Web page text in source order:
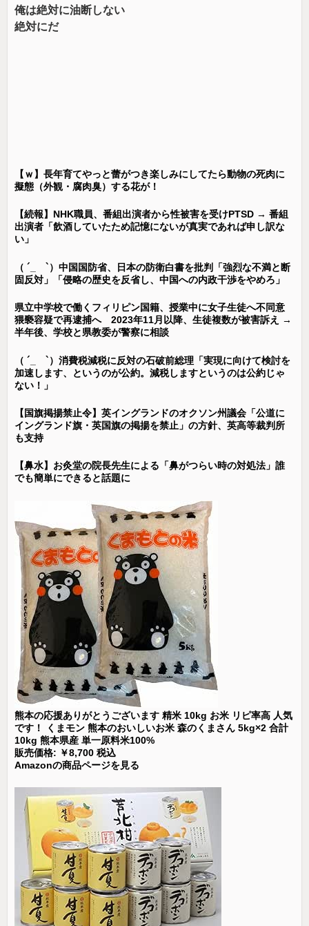
俺は絶対に油断しない
絶対にだ
【ｗ】長年育てやっと蕾がつき楽しみにしてたら動物の死肉に
擬態（外観・腐肉臭）する花が！
【続報】NHK職員、番組出演者から性被害を受けPTSD → 番組
出演者「飲酒していたため記憶にないが真実であれば申し訳な
い」
（ ´_ゝ`）中国国防省、日本の防衛白書を批判「強烈な不満と断
固反対」「侵略の歴史を反省し、中国への内政干渉をやめろ」
県立中学校で働くフィリピン国籍、授業中に女子生徒へ不同意
猥褻容疑で再逮捕へ 2023年11月以降、生徒複数が被害訴え →
半年後、学校と県教委が警察に相談
（ ´_ゝ`）消費税減税に反対の石破前総理「実現に向けて検討を
加速します、というのが公約。減税しますというのは公約じゃ
ない！」
【国旗掲揚禁止令】英イングランドのオクソン州議会「公道に
イングランド旗・英国旗の掲揚を禁止」の方針、英高等裁判所
も支持
【鼻水】お灸堂の院長先生による「鼻がつらい時の対処法」誰
でも簡単にできると話題に
熊本の応援ありがとうございます 精米 10kg お米 リピ率高 人気
です！ くまモン 熊本のおいしいお米 森のくまさん 5kg×2 合計
10kg 熊本県産 単一原料米100%
販売価格: ￥8,700 税込
Amazonの商品ページを見る